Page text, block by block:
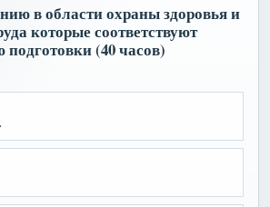
в области охраны здоровья и
которые соответствуют
(40 часов)